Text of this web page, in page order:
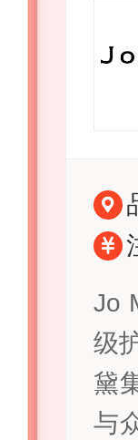
Jo
级
黛
与